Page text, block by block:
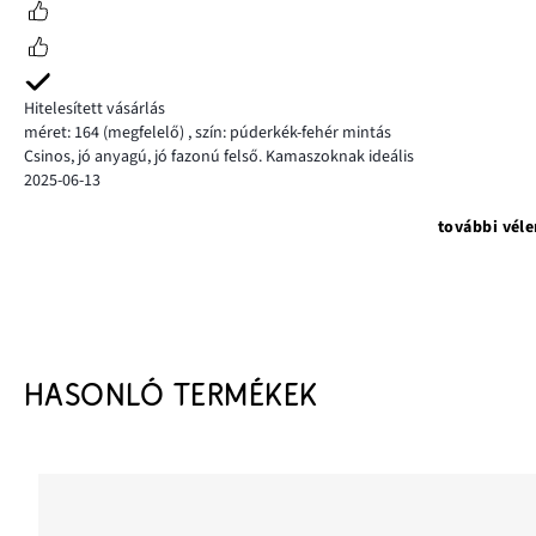
Hitelesített vásárlás
méret: 164 (megfelelő) ,szín: púderkék-fehér mintás
Csinos, jó anyagú, jó fazonú felső. Kamaszoknak ideális
2025-06-13
további
HASONLÓ TERMÉKEK